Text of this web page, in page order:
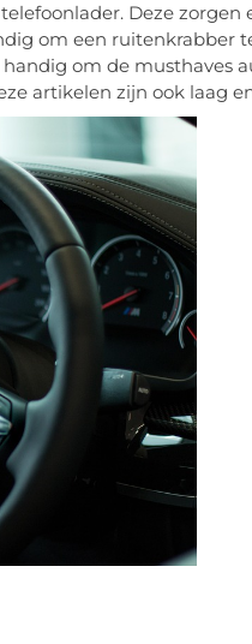
Deze
om een ruitenkrabber
om de musthaves
artikelen zijn ook laag